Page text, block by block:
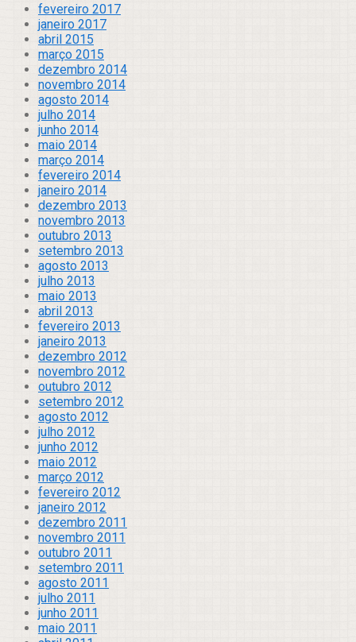
fevereiro 2017
janeiro 2017
abril 2015
março 2015
dezembro 2014
novembro 2014
agosto 2014
julho 2014
junho 2014
maio 2014
março 2014
fevereiro 2014
janeiro 2014
dezembro 2013
novembro 2013
outubro 2013
setembro 2013
agosto 2013
julho 2013
maio 2013
abril 2013
fevereiro 2013
janeiro 2013
dezembro 2012
novembro 2012
outubro 2012
setembro 2012
agosto 2012
julho 2012
junho 2012
maio 2012
março 2012
fevereiro 2012
janeiro 2012
dezembro 2011
novembro 2011
outubro 2011
setembro 2011
agosto 2011
julho 2011
junho 2011
maio 2011